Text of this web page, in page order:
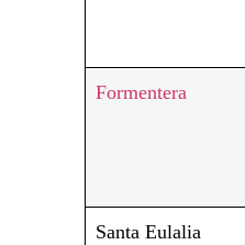
Formentera
Santa Eulalia